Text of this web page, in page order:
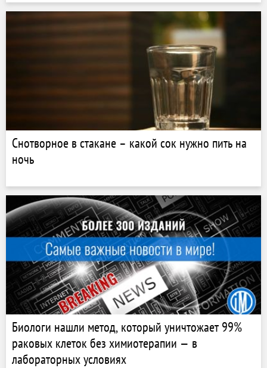
Снотворное в стакане – какой сок нужно пить на
ночь
Биологи нашли метод, который уничтожает 99%
раковых клеток без химиотерапии — в
лабораторных условиях